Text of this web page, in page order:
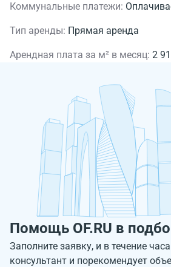
Коммунальные платежи:
Тип аренды: Прямая аренда
Арендная плата за м² в месяц: 2
Помощь OF.RU в
Заполните заявку, и в течение
консультант и порекомендует